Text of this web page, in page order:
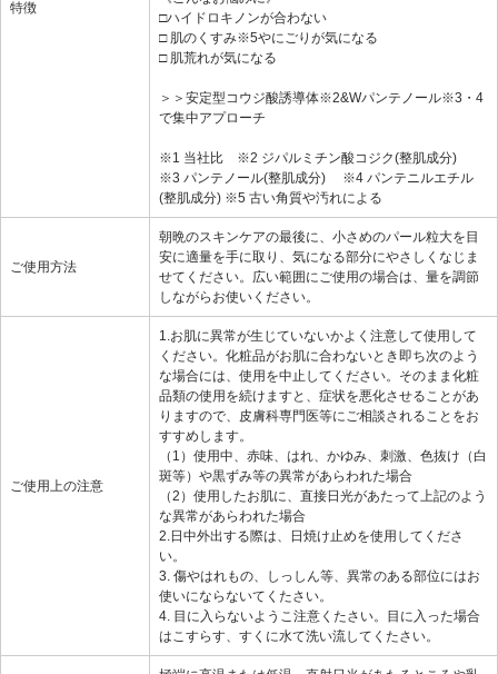
特徴
□ハイドロキノンが合わない
□ 肌のくすみ※5やにごりが気になる
□ 肌荒れが気になる
＞＞安定型コウジ酸誘導体※2&Wパンテノール※3・4
で集中アプローチ
※1 当社比 ※2 ジパルミチン酸コジク(整肌成分)
※3 パンテノール(整肌成分) ※4 パンテニルエチル
(整肌成分) ※5 古い角質や汚れによる
ご使用方法
朝晩のスキンケアの最後に、小さめのパール粒大を目
安に適量を手に取り、気になる部分にやさしくなじま
せてください。広い範囲にご使用の場合は、量を調節
しながらお使いください。
ご使用上の注意
1.お肌に異常が生じていないかよく注意して使用して
ください。化粧品がお肌に合わないとき即ち次のよう
な場合には、使用を中止してください。そのまま化粧
品類の使用を続けますと、症状を悪化させることがあ
りますので、皮膚科専門医等にご相談されることをお
すすめします。
（1）使用中、赤味、はれ、かゆみ、刺激、色抜け（白
斑等）や黒ずみ等の異常があらわれた場合
（2）使用したお肌に、直接日光があたって上記のよう
な異常があらわれた場合
2.日中外出する際は、日焼け止めを使用してくださ
い。
3. 傷やはれもの、しっしん等、異常のある部位にはお
使いにならないてくたさい。
4. 目に入らないようこ注意くたさい。目に入った場合
はこすらす、すくに水て洗い流してくたさい。